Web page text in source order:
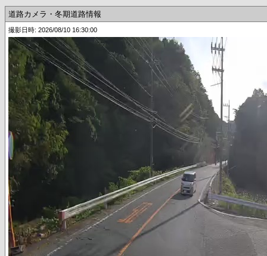
道路カメラ・冬期道路情報
撮影日時: 2026/08/10 16:30:00